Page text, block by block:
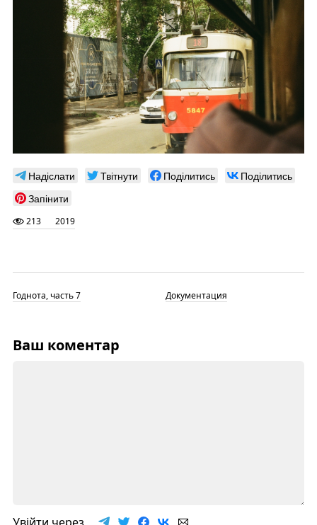
Надіслати Твітнути Поділитись
Поділитись
Запінити
213 2019
Годнота, часть 7 Документация
Ваш коментар